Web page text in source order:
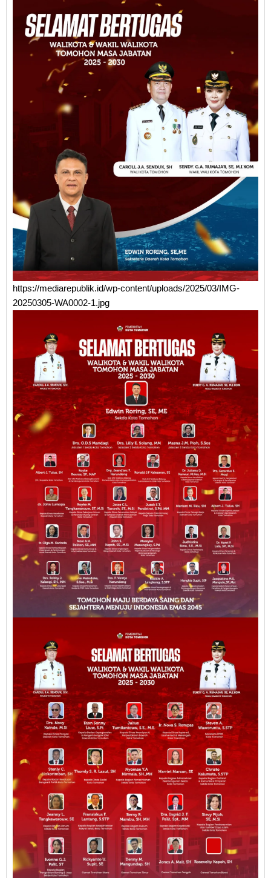
https://mediarepublik.id/wp-content/uploads/2025/03/IMG-
20250305-WA0002-1.jpg